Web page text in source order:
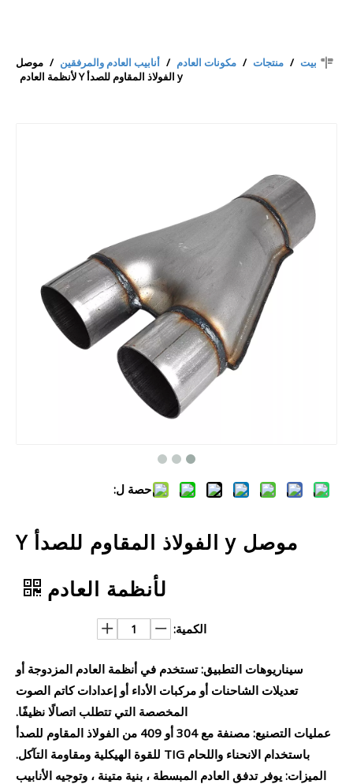
بيت / منتجات / مكونات العادم / أنابيب العادم والمرفقين / موصل
y الفولاذ المقاوم للصدأ Y لأنظمة العادم
حصة ل:
موصل y الفولاذ المقاوم للصدأ Y
لأنظمة العادم
الكمية:
سيناريوهات التطبيق: تستخدم في أنظمة العادم المزدوجة أو
تعديلات الشاحنات أو مركبات الأداء أو إعدادات كاتم الصوت
المخصصة التي تتطلب اتصالًا نظيفًا.
عمليات التصنيع: مصنفة مع 304 أو 409 من الفولاذ المقاوم للصدأ
باستخدام الانحناء واللحام TIG للقوة الهيكلية ومقاومة التآكل.
الميزات: يوفر تدفق العادم المبسطة ، بنية متينة ، وتوجيه الأنابيب